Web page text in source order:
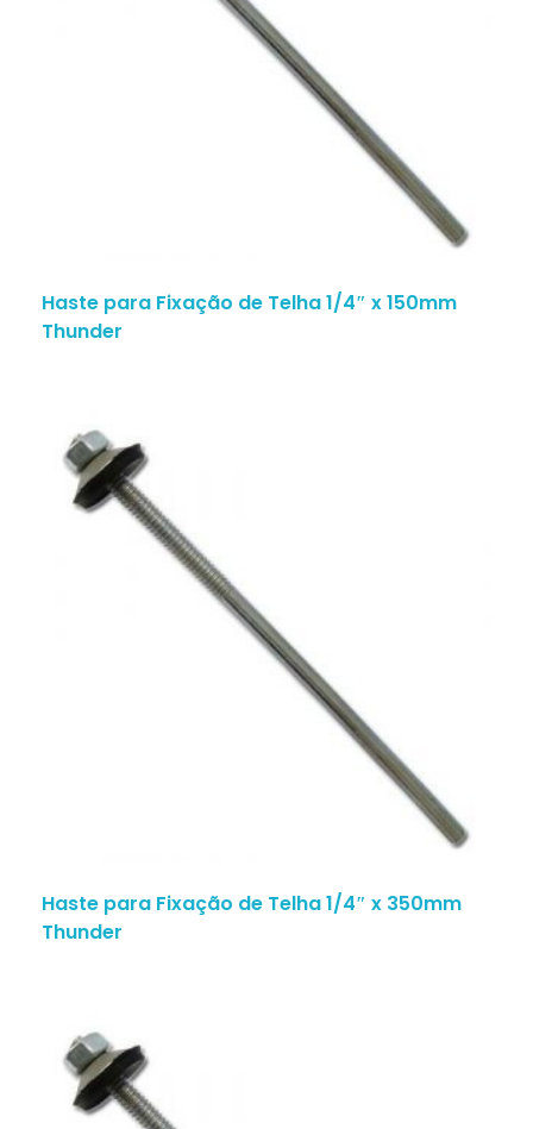
Haste para Fixação de Telha 1/4″ x 150mm
Thunder
Haste para Fixação de Telha 1/4″ x 350mm
Thunder